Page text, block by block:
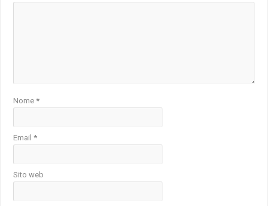
Nome*
Email*
Sito web